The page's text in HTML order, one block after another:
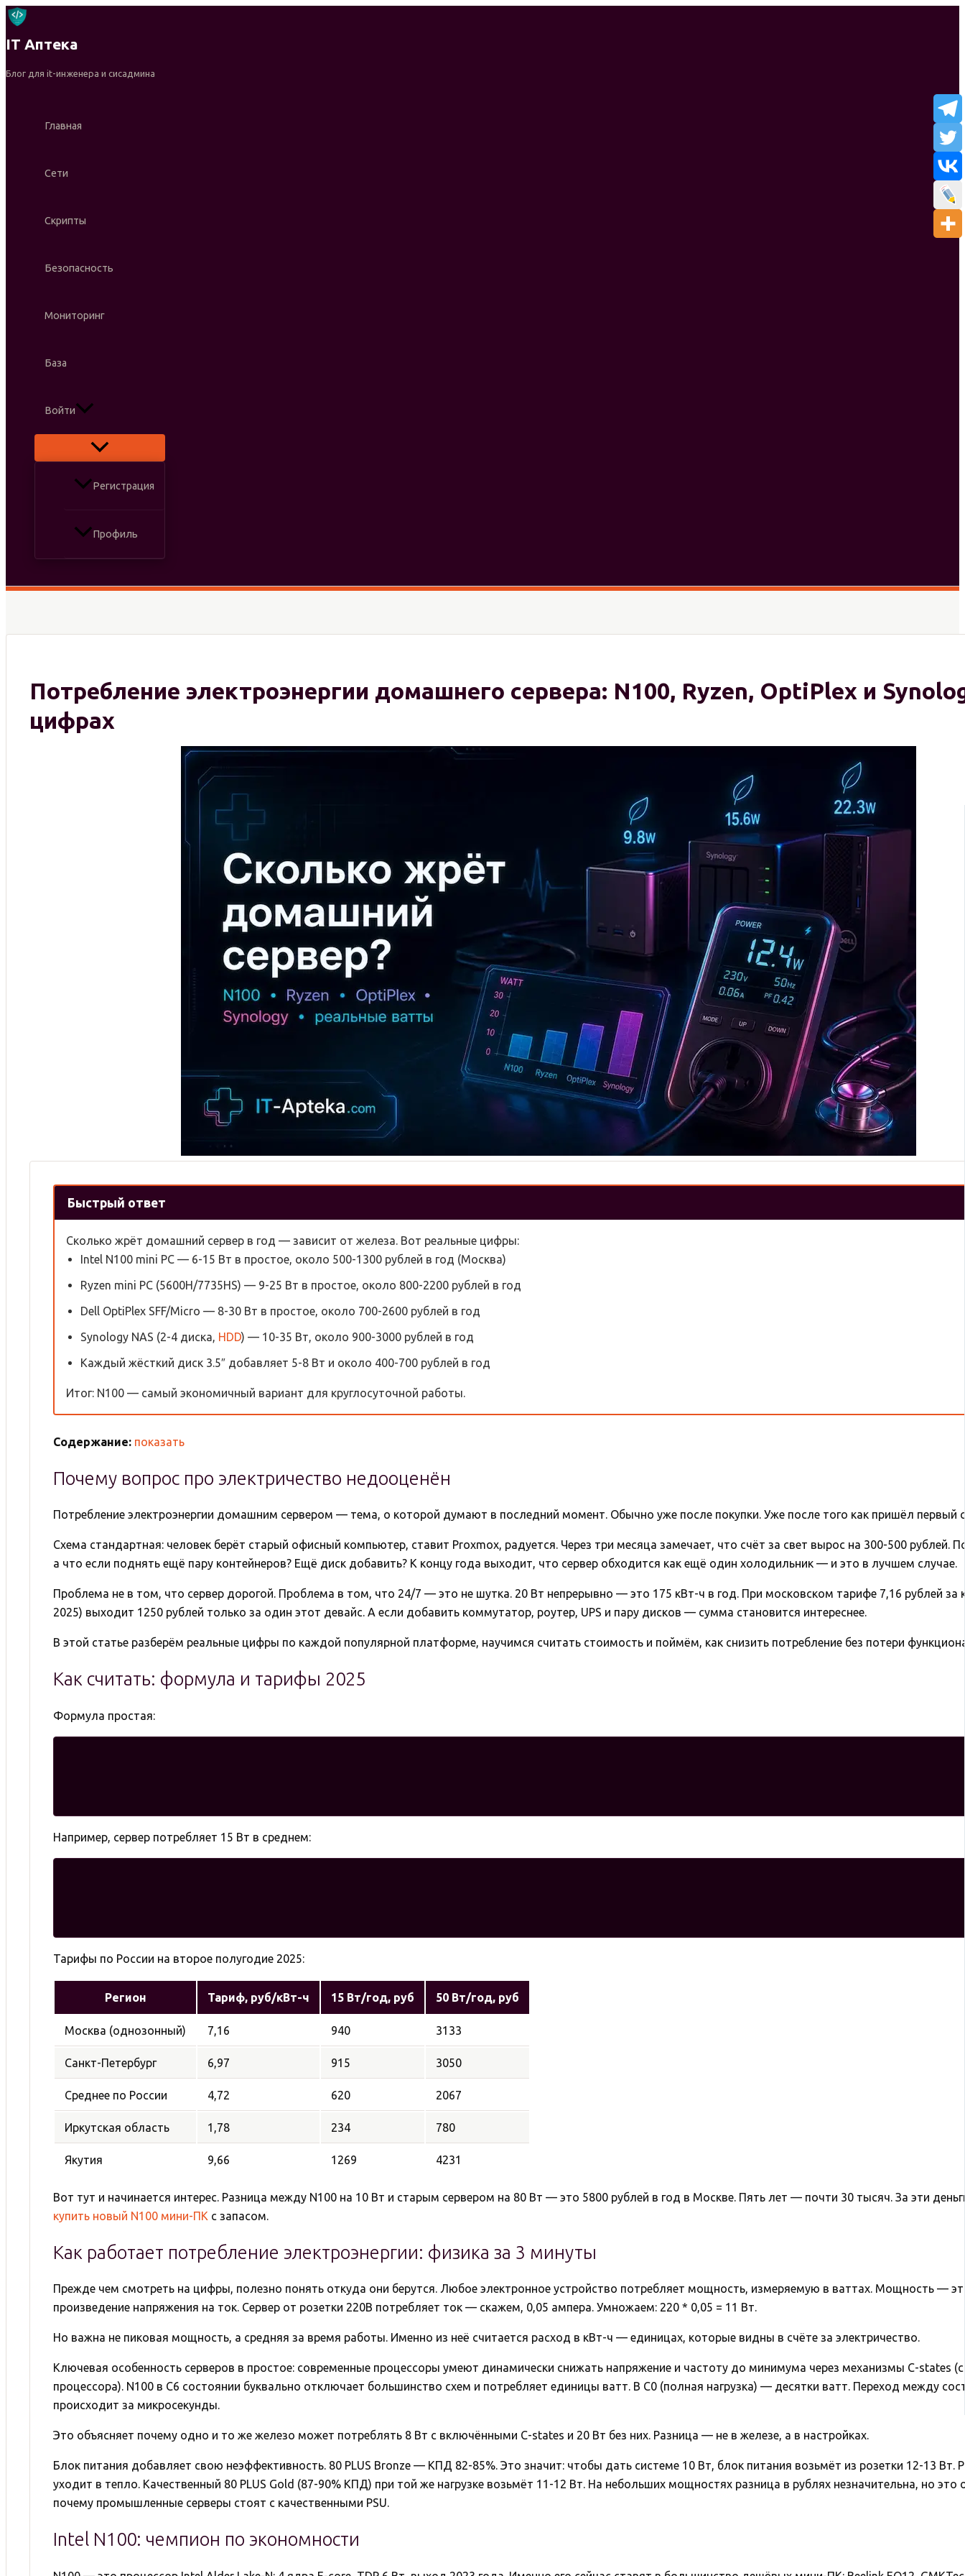
Перейти
содержимому
IT Аптека
Блог для it-инженера и сисадмина
Главная
Сети
Скрипты
Безопасность
Мониторинг
База
Войти
Регистрация
Профиль
Потребление электроэнергии домашнего сервера: N100, Ryzen, OptiPlex и
цифрах
Быстрый ответ
Сколько жрёт домашний сервер в год — зависит от железа. Вот реальные цифры:
Intel N100 mini PC — 6-15 Вт в простое, около 500-1300 рублей в год (Москва)
Ryzen mini PC (5600H/7735HS) — 9-25 Вт в простое, около 800-2200 рублей в год
Dell OptiPlex SFF/Micro — 8-30 Вт в простое, около 700-2600 рублей в год
Synology NAS (2-4 диска, HDD) — 10-35 Вт, около 900-3000 рублей в год
Каждый жёсткий диск 3.5″ добавляет 5-8 Вт и около 400-700 рублей в год
Итог: N100 — самый экономичный вариант для круглосуточной работы.
Содержание: показать
Почему вопрос про электричество недооценён
Потребление электроэнергии домашним сервером — тема, о которой думают в последний момент. Обычно уже после покупки. Уже после того как пришёл первый
Схема стандартная: человек берёт старый офисный компьютер, ставит Proxmox, радуется. Через три месяца замечает, что счёт за свет вырос на 300-500 рублей.
а что если поднять ещё пару контейнеров? Ещё диск добавить? К концу года выходит, что сервер обходится как ещё один холодильник — и это в лучшем случае.
Проблема не в том, что сервер дорогой. Проблема в том, что 24/7 — это не шутка. 20 Вт непрерывно — это 175 кВт-ч в год. При московском тарифе 7,16 рублей за
2025) выходит 1250 рублей только за один этот девайс. А если добавить коммутатор, роутер, UPS и пару дисков — сумма становится интереснее.
В этой статье разберём реальные цифры по каждой популярной платформе, научимся считать стоимость и поймём, как снизить потребление без потери
Как считать: формула и тарифы 2025
Формула простая:
Например, сервер потребляет 15 Вт в среднем:
Тарифы по России на второе полугодие 2025:
Регион Тариф, руб/кВт-ч 15 Вт/год, руб 50 Вт/год, руб
Москва (однозонный) 7,16 940 3133
Санкт-Петербург 6,97 915 3050
Среднее по России 4,72 620 2067
Иркутская область 1,78 234 780
Якутия 9,66 1269 4231
Вот тут и начинается интерес. Разница между N100 на 10 Вт и старым сервером на 80 Вт — это 5800 рублей в год в Москве. Пять лет — почти 30 тысяч. За эти
купить новый N100 мини-ПК с запасом.
Как работает потребление электроэнергии: физика за 3 минуты
Прежде чем смотреть на цифры, полезно понять откуда они берутся. Любое электронное устройство потребляет мощность, измеряемую в ваттах. Мощность —
произведение напряжения на ток. Сервер от розетки 220В потребляет ток — скажем, 0,05 ампера. Умножаем: 220 * 0,05 = 11 Вт.
Но важна не пиковая мощность, а средняя за время работы. Именно из неё считается расход в кВт-ч — единицах, которые видны в счёте за электричество.
Ключевая особенность серверов в простое: современные процессоры умеют динамически снижать напряжение и частоту до минимума через механизмы C-states
процессора). N100 в C6 состоянии буквально отключает большинство схем и потребляет единицы ватт. В C0 (полная нагрузка) — десятки ватт. Переход между
происходит за микросекунды.
Это объясняет почему одно и то же железо может потреблять 8 Вт с включёнными C-states и 20 Вт без них. Разница — не в железе, а в настройках.
Блок питания добавляет свою неэффективность. 80 PLUS Bronze — КПД 82-85%. Это значит: чтобы дать системе 10 Вт, блок питания возьмёт из розетки 12-13 Вт.
уходит в тепло. Качественный 80 PLUS Gold (87-90% КПД) при той же нагрузке возьмёт 11-12 Вт. На небольших мощностях разница в рублях незначительна, но это
почему промышленные серверы стоят с качественными PSU.
Intel N100: чемпион по экономности